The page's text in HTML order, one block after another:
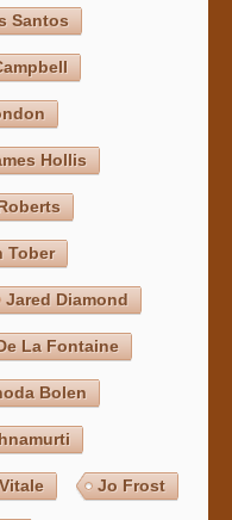
Santos
Hollis
Tober
Jared Diamond
La Fontaine
Bolen
Jo Frost